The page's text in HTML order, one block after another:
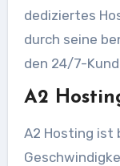
dediziertes
durch seine
den 24/7-
A2
A2 Hosting ist